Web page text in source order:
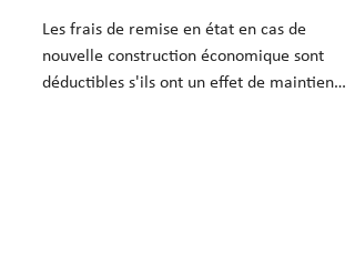
Les frais de remise en état en cas de
nouvelle construction économique sont
déductibles s'ils ont un effet de maintien